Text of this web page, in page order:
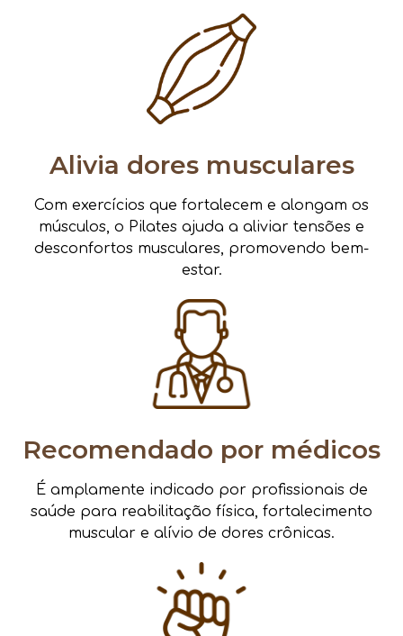
Alivia dores musculares
Com exercícios que fortalecem e alongam os
músculos, o Pilates ajuda a aliviar tensões e
desconfortos musculares, promovendo bem-
estar.
Recomendado por médicos
É amplamente indicado por profissionais de
saúde para reabilitação física, fortalecimento
muscular e alívio de dores crônicas.